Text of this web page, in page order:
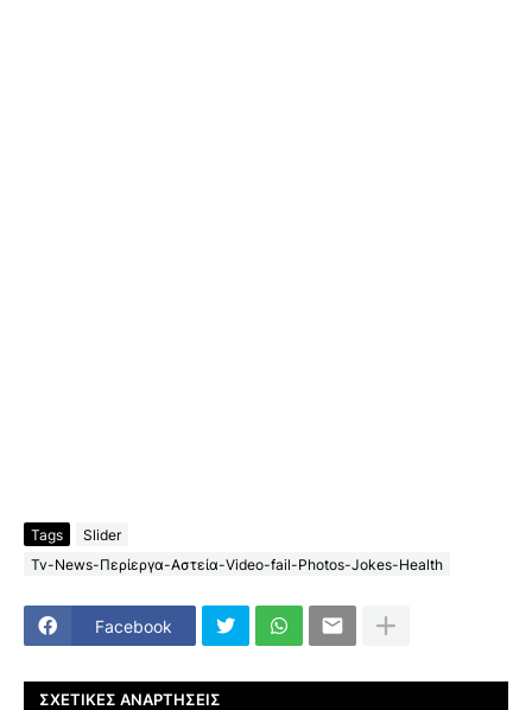
Tags
Slider
Tv-News-Περίεργα-Αστεία-Video-fail-Photos-Jokes-Health
Facebook
ΣΧΕΤΙΚΈΣ ΑΝΑΡΤΉΣΕΙΣ